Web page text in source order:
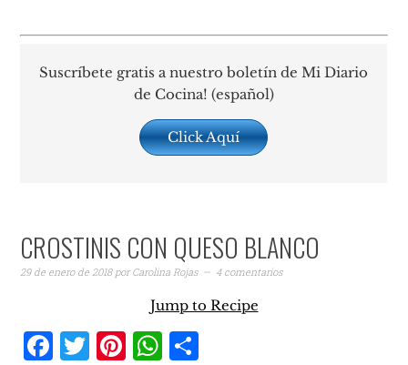
Suscríbete gratis a nuestro boletín de Mi Diario
de Cocina! (español)
Click Aquí
CROSTINIS CON QUESO BLANCO
29 de enero de 2018porCarolina Rojas 4 comentarios
Jump to Recipe
Facebook
Twitter
Pinterest
WhatsApp